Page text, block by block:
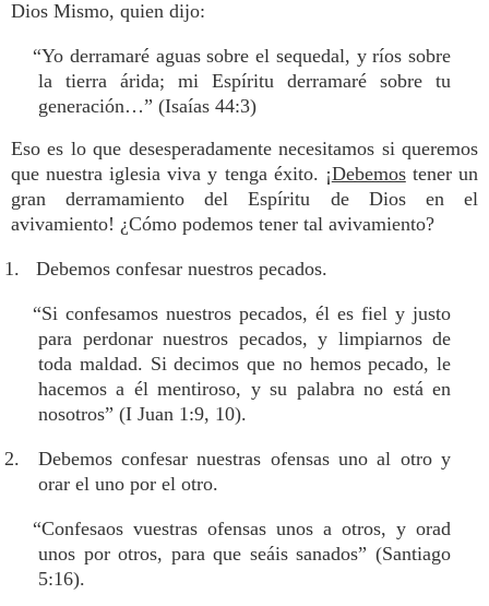
Dios Mismo, quien dijo:
“Yo derramaré aguas sobre el sequedal, y ríos sobre
la tierra árida; mi Espíritu derramaré sobre tu
generación…” (Isaías 44:3)
Eso es lo que desesperadamente necesitamos si queremos
que nuestra iglesia viva y tenga éxito. ¡Debemostener un
gran derramamiento del Espíritu de Dios en el
avivamiento! ¿Cómo podemos tener tal avivamiento?
1. Debemos confesar nuestros pecados.
“Si confesamos nuestros pecados, él es fiel y justo
para perdonar nuestros pecados, y limpiarnos de
toda maldad. Si decimos que no hemos pecado, le
hacemos a él mentiroso, y su palabra no está en
nosotros” (I Juan 1:9, 10).
2. Debemos confesar nuestras ofensas uno al otro y
orar el uno por el otro.
“Confesaos vuestras ofensas unos a otros, y orad
unos por otros, para que seáis sanados” (Santiago
5:16).